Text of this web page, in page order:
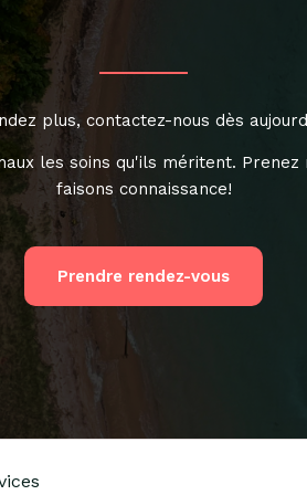
plus, contactez-nous dès
les soins qu'ils méritent. Prenez
faisons connaissance!
Prendre rendez-vous